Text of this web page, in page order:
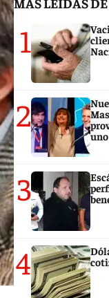
1
2
uno
3
4